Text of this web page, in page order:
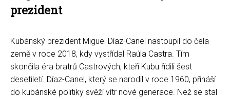
prezident
Kubánský prezident Miguel Díaz-Canel nastoupil do čela
země v roce 2018, kdy vystřídal Raúla Castra. Tím
skončila éra bratrů Castrových, kteří Kubu řídili šest
desetiletí. Díaz-Canel, který se narodil v roce 1960, přináší
do kubánské politiky svěží vítr nové generace. Než se stal